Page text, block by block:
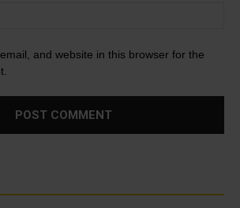
and website in this browser for the